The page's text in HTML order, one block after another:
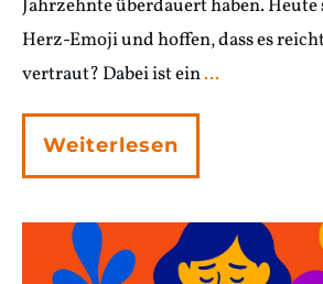
Jahrzehnte überdauert haben.
Herz-Emoji und hoffen, dass es
vertraut? Dabei ist ein...
Weiterlesen